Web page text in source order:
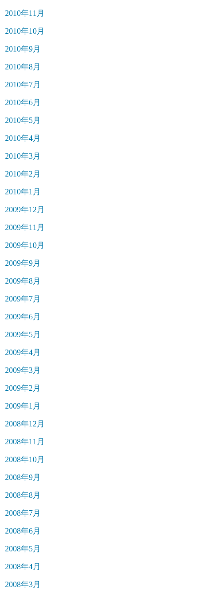
2010年11月
2010年10月
2010年9月
2010年8月
2010年7月
2010年6月
2010年5月
2010年4月
2010年3月
2010年2月
2010年1月
2009年12月
2009年11月
2009年10月
2009年9月
2009年8月
2009年7月
2009年6月
2009年5月
2009年4月
2009年3月
2009年2月
2009年1月
2008年12月
2008年11月
2008年10月
2008年9月
2008年8月
2008年7月
2008年6月
2008年5月
2008年4月
2008年3月